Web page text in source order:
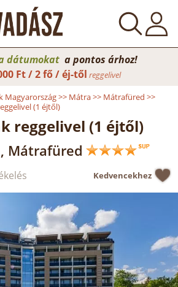
dátumokat a pontos árhoz!
Ft / 2 fő / éj-től reggelivel
Magyarország>> Mátra>> Mátrafüred >>
(1 éjtől)
reggelivel (1 éjtől)
Mátrafüred
Kedvencekhez